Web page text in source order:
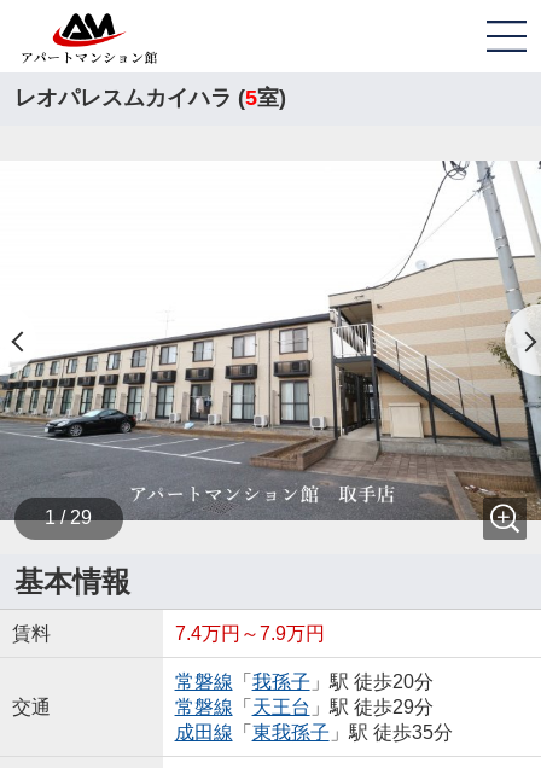
レオパレスムカイハラ (5室)
1 / 29
基本情報
賃料 7.4万円～7.9万円
交通
常磐線 「 我孫子 」駅 徒歩20分
常磐線 「 天王台 」駅 徒歩29分
成田線 「 東我孫子 」駅 徒歩35分